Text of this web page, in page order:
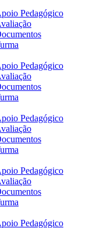
Pedagógico
Pedagógico
Pedagógico
Pedagógico
Pedagógico